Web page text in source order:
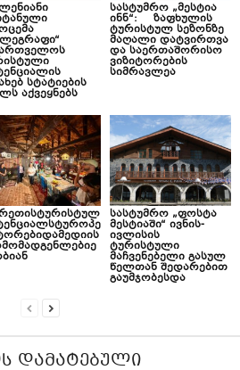
სტატიების
აქვეყნებს
სასტუმრო „მესტია
ინნ“: ზაფხულის
ტურისტულ სეზონზე
მაღალი დატვირთვა
და საერთაშორისო
ვიზიტორების
სიმრავლეა
სასტუმრო „ფოსტა
მესტიაში“ ივნის-
ივლისის
ტურისტული
მაჩვენებელი გასულ
წელთან შედარებით
გაუმჯობესდა
ᲓᲐᲛᲐᲢᲔᲑᲣᲚᲘ